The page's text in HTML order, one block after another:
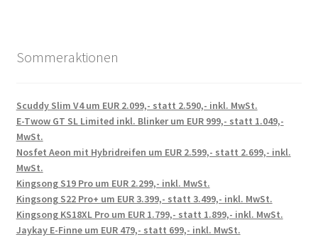
Sommeraktionen
Scuddy Slim V4 um EUR 2.099,- statt 2.590,- inkl. MwSt.
E-Twow GT SL Limited inkl. Blinker um EUR 999,- statt 1.049,-
MwSt.
Nosfet Aeon mit Hybridreifen um EUR 2.599,- statt 2.699,- inkl.
MwSt.
Kingsong S19 Pro um EUR 2.299,- inkl. MwSt.
Kingsong S22 Pro+ um EUR 3.399,- statt 3.499,- inkl. MwSt.
Kingsong KS18XL Pro um EUR 1.799,- statt 1.899,- inkl. MwSt.
Jaykay E-Finne um EUR 479,- statt 699,- inkl. MwSt.